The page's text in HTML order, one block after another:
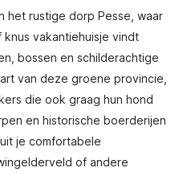
het rustige dorp Pesse, waar
vakantiehuisje vindt
bossen en schilderachtige
van deze groene provincie,
die ook graag hun hond
en historische boerderijen
je comfortabele
of andere